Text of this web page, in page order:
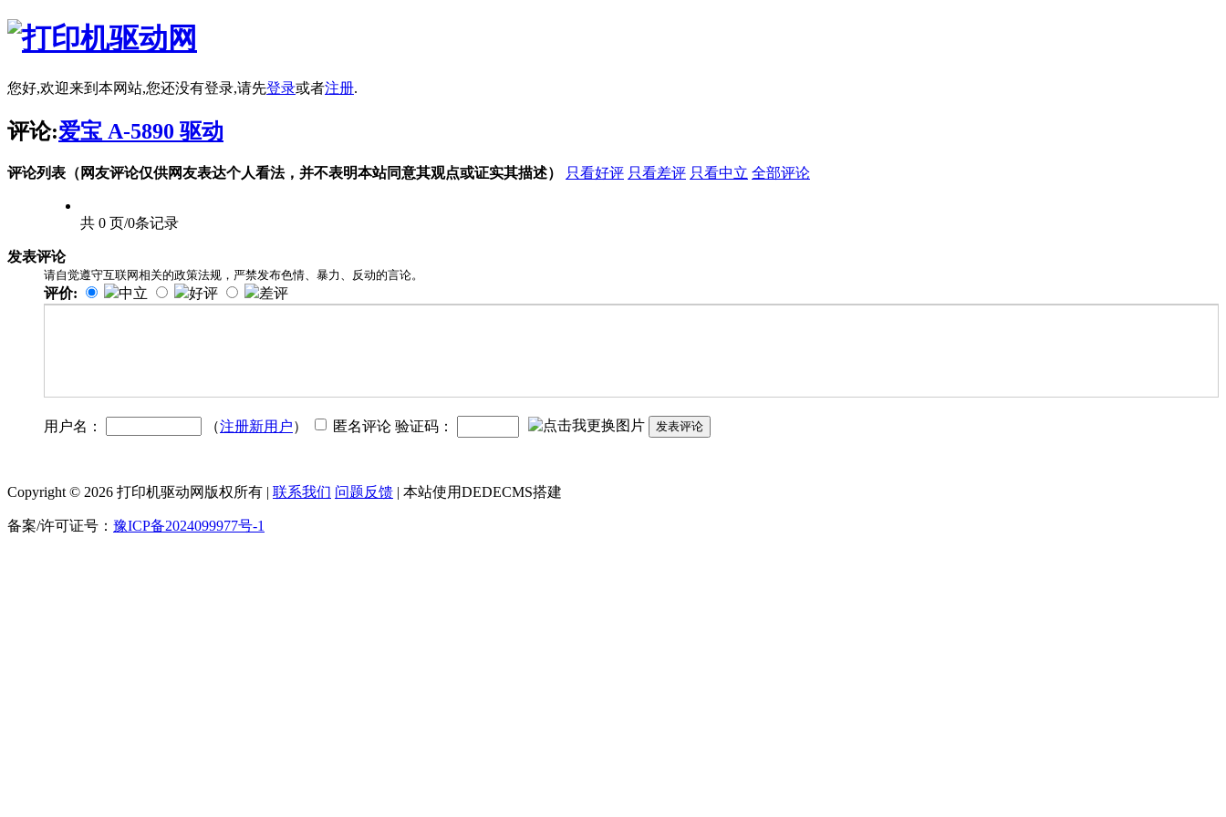
您好,欢迎来到本网站,您还没有登录,请先登录或者注册.
评论:爱宝 A-5890 驱动
评论列表（网友评论仅供网友表达个人看法，并不表明本站同意其观点或证实其描述） 只看好评 只看差评 只看中立 全部评论
共 0 页/0条记录
发表评论
请自觉遵守互联网相关的政策法规，严禁发布色情、暴力、反动的言论。
评价: 中立 好评 差评
用户名： （注册新用户） 匿名评论 验证码： 发表评论
Copyright © 2026 打印机驱动网版权所有 | 联系我们 问题反馈 | 本站使用DEDECMS搭建
备案/许可证号： 豫ICP备2024099977号-1